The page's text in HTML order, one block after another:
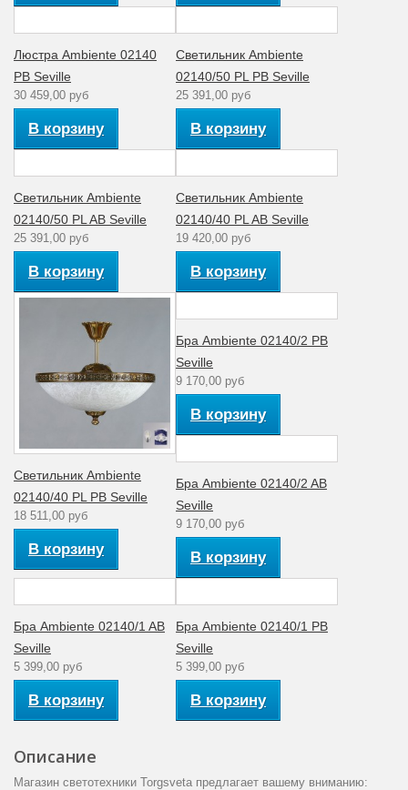
плафона
Коллекция
Seville
Интерьер
Для спальни,
кабинета
Люстра Ambiente 02140
PB Seville
30 459,00 руб
В корзину
Светильник Ambiente
02140/50 PL PB Seville
25 391,00 руб
В корзину
Светильник Ambiente
02140/50 PL AB Seville
25 391,00 руб
В корзину
Светильник Ambiente
02140/40 PL AB Seville
19 420,00 руб
В корзину
Светильник Ambiente
02140/40 PL PB Seville
18 511,00 руб
В корзину
Бра Ambiente 02140/2 PB
Seville
9 170,00 руб
В корзину
Бра Ambiente 02140/2 AB
Seville
9 170,00 руб
В корзину
Бра Ambiente 02140/1 AB
Seville
5 399,00 руб
В корзину
Бра Ambiente 02140/1 PB
Seville
5 399,00 руб
В корзину
Описание
Магазин светотехники Torgsveta предлагает вашему вниманию: